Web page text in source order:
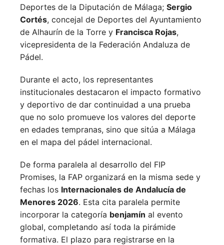
Deportes de la Diputación de Málaga; Sergio
Cortés, concejal de Deportes del Ayuntamiento
de Alhaurín de la Torre y Francisca Rojas,
vicepresidenta de la Federación Andaluza de
Pádel.
Durante el acto, los representantes
institucionales destacaron el impacto formativo
y deportivo de dar continuidad a una prueba
que no solo promueve los valores del deporte
en edades tempranas, sino que sitúa a Málaga
en el mapa del pádel internacional.
De forma paralela al desarrollo del FIP
Promises, la FAP organizará en la misma sede y
fechas los Internacionales de Andalucía de
Menores 2026. Esta cita paralela permite
incorporar la categoría benjamín al evento
global, completando así toda la pirámide
formativa. El plazo para registrarse en la